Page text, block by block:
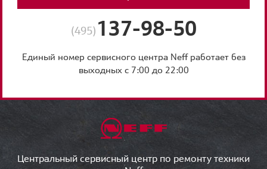
(495) 137-98-50
Единый номер сервисного центра Neff работает без
выходных с 7:00 до 22:00
Центральный сервисный центр по ремонту техники